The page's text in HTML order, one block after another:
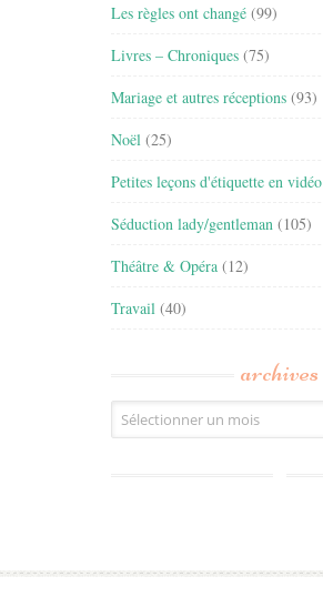
Les règles ont changé (99)
Livres – Chroniques (75)
Mariage et autres réceptions (93)
Noël (25)
Petites leçons d'étiquette en vidéo
Séduction lady/gentleman (105)
Théâtre & Opéra (12)
Travail (40)
archives
Archives